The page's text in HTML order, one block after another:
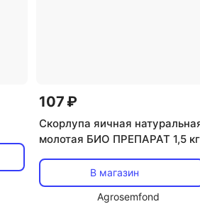
107 ₽
Скорлупа яичная
молотая БИО ПРЕПАРАТ 1,5 кг
В магазин
Agrosemfond